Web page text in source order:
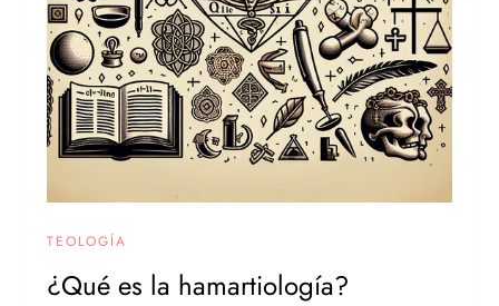
TEOLOGÍA
¿Qué es la hamartiología?